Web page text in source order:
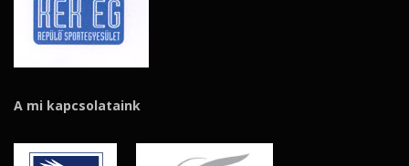
A mi kapcsolataink